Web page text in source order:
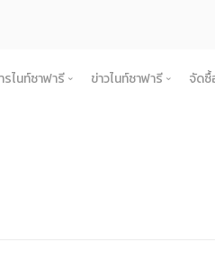
ไนท์ซาฟารี ข่าวไนท์ซาฟารี จัดซื้